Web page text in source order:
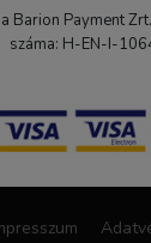
Barion Payment
száma: H-EN-I-